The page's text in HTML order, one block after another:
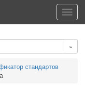
»
стандартов